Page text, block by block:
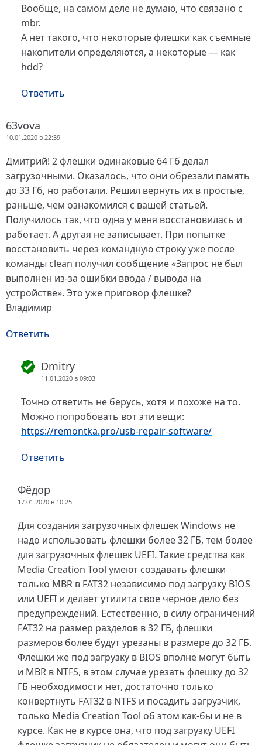
Вообще, на самом деле не думаю, что связано с
mbr.
А нет такого, что некоторые флешки как съемные
накопители определяются, а некоторые — как
hdd?
Ответить
63vova
10.01.2020 в 22:39
Дмитрий! 2 флешки одинаковые 64 Гб делал
загрузочными. Оказалось, что они обрезали память
до 33 Гб, но работали. Решил вернуть их в простые,
раньше, чем ознакомился с вашей статьей.
Получилось так, что одна у меня восстановилась и
работает. А другая не записывает. При попытке
восстановить через командную строку уже после
команды clean получил сообщение «Запрос не был
выполнен из-за ошибки ввода / вывода на
устройстве». Это уже приговор флешке?
Владимир
Ответить
Dmitry
11.01.2020 в 09:03
Точно ответить не берусь, хотя и похоже на то.
Можно попробовать вот эти вещи:
https://remontka.pro/usb-repair-software/
Ответить
Фёдор
17.01.2020 в 10:25
Для создания загрузочных флешек Windows не
надо использовать флешки более 32 ГБ, тем более
для загрузочных флешек UEFI. Такие средства как
Media Creation Tool умеют создавать флешки
только MBR в FAT32 независимо под загрузку BIOS
или UEFI и делает утилита свое черное дело без
предупреждений. Естественно, в силу ограничений
FAT32 на размер разделов в 32 ГБ, флешки
размеров более будут урезаны в размере до 32 ГБ.
Флешки же под загрузку в BIOS вполне могут быть
и MBR в NTFS, в этом случае урезать флешку до 32
ГБ необходимости нет, достаточно только
конвертнуть FAT32 в NTFS и посадить загрузчик,
только Media Creation Tool об этом как-бы и не в
курсе. Как не в курсе она, что под загрузку UEFI